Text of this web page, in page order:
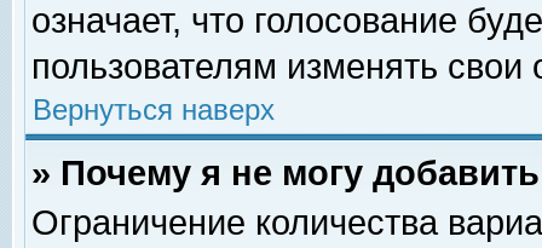
означает, что голосование
пользователям изменять свои
Вернуться наверх
» Почему я не могу
Ограничение количества